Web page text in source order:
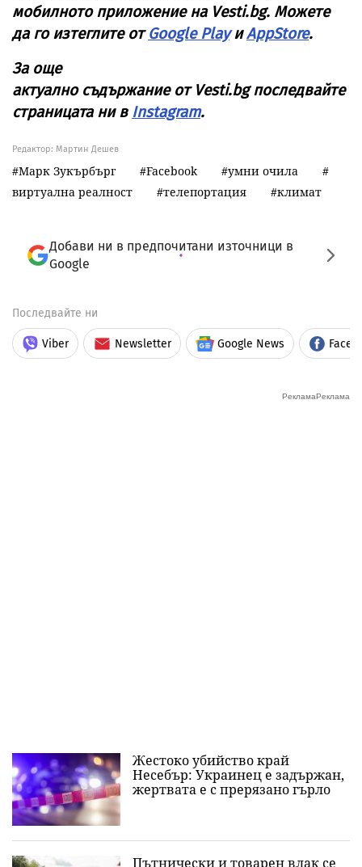
мобилното приложение на Vesti.bg. Можете
да го изтеглите от Google Play и AppStore.
За още
актуално съдържание от Vesti.bg последвайте
страницата ни в Instagram.
Редактор: Мартин Дешев
Марк Зукърбърг Facebook
умни очила
виртуална реалност
телепортация климат
Добави ни в предпочитани източници в
Google
Последвайте ни
Viber Newsletter Google News
Жестоко убийство край
Несебър: Украинец е задържан,
жертвата е с прерязано гърло
Пътнически и товарен влак се